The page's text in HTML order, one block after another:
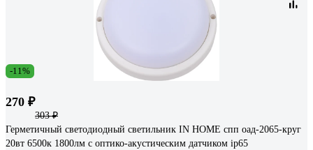
-11%
270 ₽
303 ₽
Герметичный светодиодный светильник IN HOME спп оaд-2065-круг
20вт 6500к 1800лм с оптико-акустическим датчиком ip65